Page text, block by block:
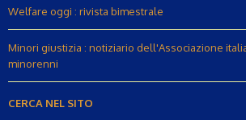
Welfare oggi : rivista bimestrale
Minori giustizia : notiziario dell'Associazione
minorenni
CERCA NEL SITO